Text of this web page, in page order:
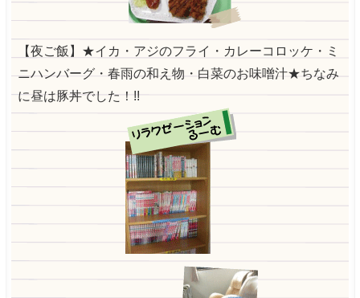
【夜ご飯】★イカ・アジのフライ・カレーコロッケ・ミ
ニハンバーグ・春雨の和え物・白菜のお味噌汁★ちなみ
に昼は豚丼でした！!!